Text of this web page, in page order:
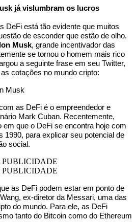
já vislumbram os lucros
DeFi está tão evidente que muitos
de esconder que estão de olho.
Musk, grande incentivador das
se tornou o homem mais rico
a seguinte frase em seu Twitter,
cotações no mundo cripto:
Musk
as DeFi é o empreendedor e
Mark Cuban. Recentemente,
em que o DeFi se encontra hoje com
1990, para explicar seu potencial de
social.
PUBLICIDADE
PUBLICIDADE
as DeFi podem estar em ponto de
ex-diretor da Messari, uma das
do mundo. Para ele, as DeFi
tanto do Bitcoin como do Ethereum